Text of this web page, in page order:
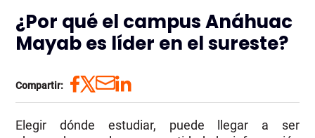
¿Por qué el campus Anáhuac
Mayab es líder en el sureste?
Compartir:
Elegir dónde estudiar, puede llegar a ser